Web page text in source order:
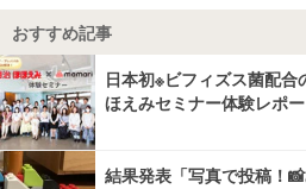
おすすめ記事
日本初※ビフィズス菌配
ほえみセミナー体験レポー
結果発表「写真で投稿！